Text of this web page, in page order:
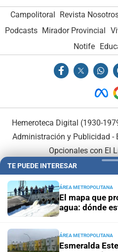
Campolitoral Revista
Podcasts Mirador Provincial
Notife
Hemeroteca Digital (1930-
Administración y Publicidad -
Opcionales con El
En
TE PUEDE INTERESAR
ÁREA METROPOLITANA
El mapa que
agua: dónde
ÁREA METROPOLITANA
Esmeralda